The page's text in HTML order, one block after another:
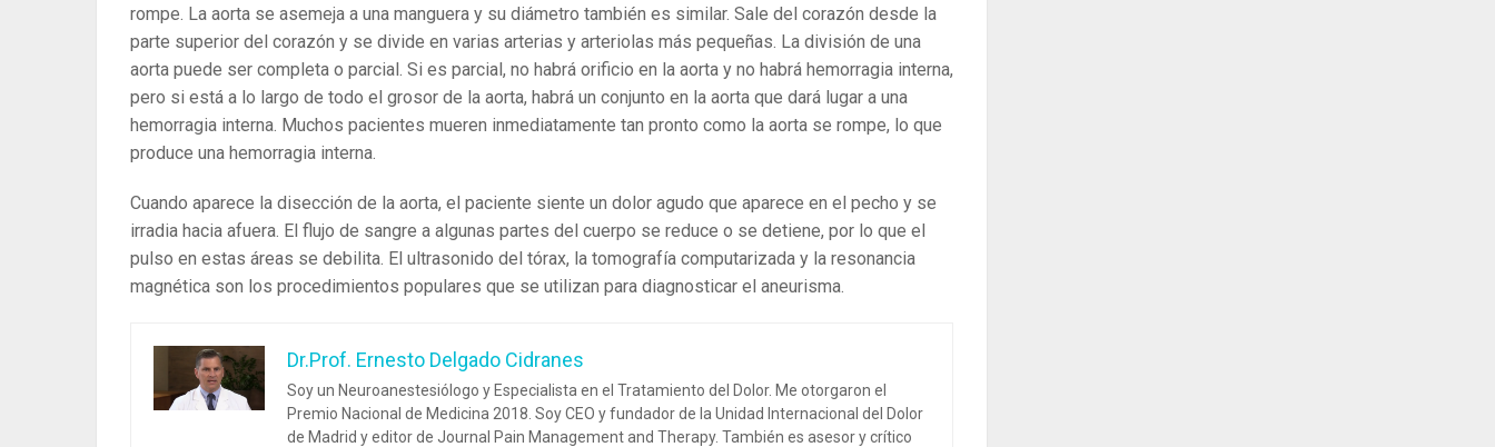
rompe. La aorta se asemeja a una manguera y su diámetro también es similar. Sale del corazón desde la
parte superior del corazón y se divide en varias arterias y arteriolas más pequeñas. La división de una
aorta puede ser completa o parcial. Si es parcial, no habrá orificio en la aorta y no habrá hemorragia interna,
pero si está a lo largo de todo el grosor de la aorta, habrá un conjunto en la aorta que dará lugar a una
hemorragia interna. Muchos pacientes mueren inmediatamente tan pronto como la aorta se rompe, lo que
produce una hemorragia interna.
Cuando aparece la disección de la aorta, el paciente siente un dolor agudo que aparece en el pecho y se
irradia hacia afuera. El flujo de sangre a algunas partes del cuerpo se reduce o se detiene, por lo que el
pulso en estas áreas se debilita. El ultrasonido del tórax, la tomografía computarizada y la resonancia
magnética son los procedimientos populares que se utilizan para diagnosticar el aneurisma.
Dr.Prof. Ernesto Delgado Cidranes
Soy un Neuroanestesiólogo y Especialista en el Tratamiento del Dolor. Me otorgaron el
Premio Nacional de Medicina 2018. Soy CEO y fundador de la Unidad Internacional del Dolor
de Madrid y editor de Journal Pain Management and Therapy. También es asesor y crítico